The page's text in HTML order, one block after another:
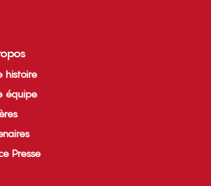
histoire
équipe
Presse